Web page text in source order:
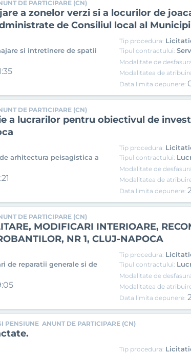
DE PARTICIPARE (CN)
a zonelor verzi si a locurilor de
de Consiliul local al
si intretinere de spatii
Tip procedura:
Tipul contractului:
Modalitate de
Modalitatea de
Data limita depunere:
DE PARTICIPARE (CN)
a lucrarilor pentru obiectivul de
de arhitectura peisagistica a
Tip procedura:
Tipul contractului:
Modalitate de
Modalitatea de
Data limita depunere:
DE PARTICIPARE (CN)
MODIFICARI INTERIOARE,
NR 1, CLUJ-NAPOCA
de reparatii generale si de
Tip procedura:
Tipul contractului:
Modalitate de
Modalitatea de
Data limita depunere:
PENSIUNE ANUNT DE PARTICIPARE (CN)
Tip procedura: